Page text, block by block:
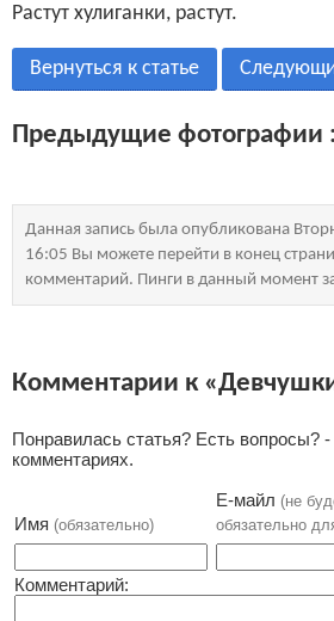
Растут хулиганки, растут.
Вернуться к статье
Предыдущие фотографии :
Данная запись была опубликована
16:05 Вы можете перейти в конец
комментарий. Пинги в данный момент
Комментарии к
Понравилась статья? Есть вопросы?
комментариях.
Имя (обязательно)
Е-майл (не
обязательно
Комментарий: